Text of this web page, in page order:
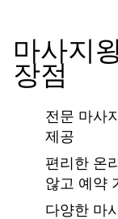
마사지
장점
전문 마사
제공
편리한 온
않고 예약
다양한 마